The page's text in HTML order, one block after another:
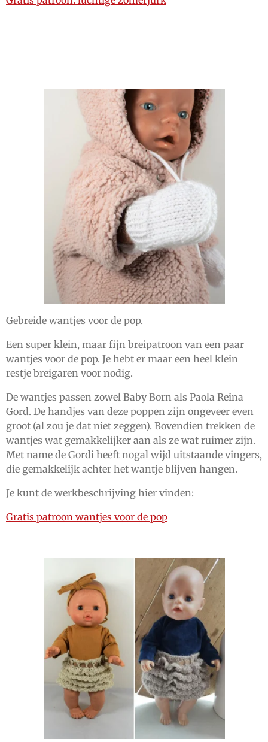
Gebreide wantjes voor de pop.
Een super klein, maar fijn breipatroon van een paar
wantjes voor de pop. Je hebt er maar een heel klein
restje breigaren voor nodig.
De wantjes passen zowel Baby Born als Paola Reina
Gord. De handjes van deze poppen zijn ongeveer even
groot (al zou je dat niet zeggen). Bovendien trekken de
wantjes wat gemakkelijker aan als ze wat ruimer zijn.
Met name de Gordi heeft nogal wijd uitstaande vingers,
die gemakkelijk achter het wantje blijven hangen.
Je kunt de werkbeschrijving hier vinden:
Gratis patroon wantjes voor de pop